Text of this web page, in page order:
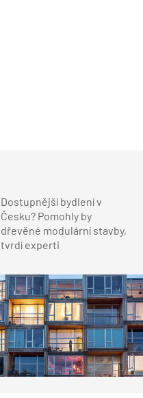
Dostupnější bydlení v
Česku? Pomohly by
dřevěné modulární stavby,
tvrdí experti